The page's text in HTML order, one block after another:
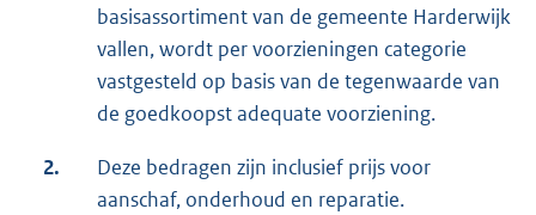
basisassortiment van de gemeente Harderwijk
vallen, wordt per voorzieningen categorie
vastgesteld op basis van de tegenwaarde van
de goedkoopst adequate voorziening.
2.
Deze bedragen zijn inclusief prijs voor
aanschaf, onderhoud en reparatie.